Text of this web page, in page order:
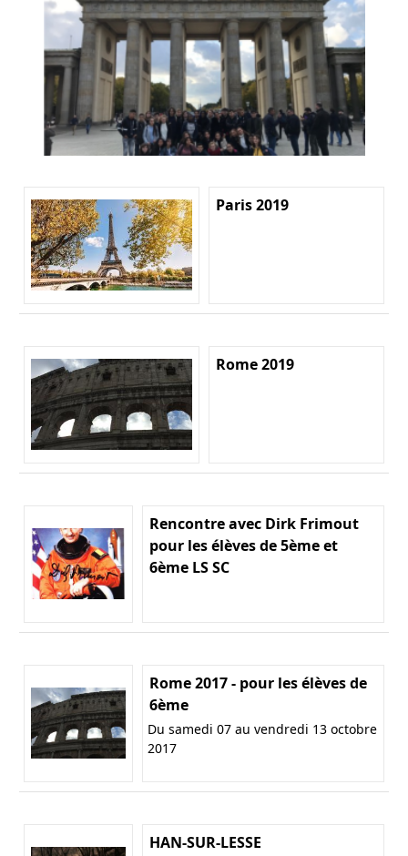
Paris 2019
Rome 2019
Rencontre avec Dirk Frimout
pour les élèves de 5ème et
6ème LS SC
Rome 2017 - pour les élèves de
6ème
Du samedi 07 au vendredi 13 octobre
2017
HAN-SUR-LESSE